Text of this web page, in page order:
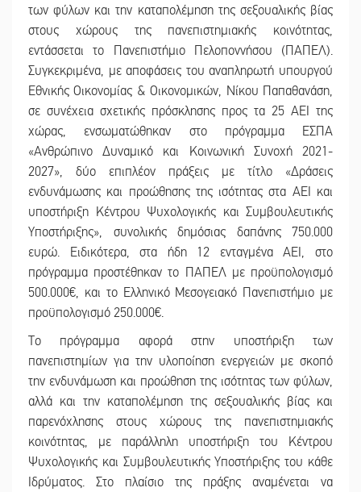
των φύλων και την καταπολέμηση της σεξουαλικής βίας
στους χώρους της πανεπιστημιακής κοινότητας,
εντάσσεται το Πανεπιστήμιο Πελοποννήσου (ΠΑΠΕΛ).
Συγκεκριμένα, με αποφάσεις του αναπληρωτή υπουργού
Εθνικής Οικονομίας & Οικονομικών, Νίκου Παπαθανάση,
σε συνέχεια σχετικής πρόσκλησης προς τα 25 ΑΕΙ της
χώρας, ενσωματώθηκαν στο πρόγραμμα ΕΣΠΑ
«Ανθρώπινο Δυναμικό και Κοινωνική Συνοχή 2021-
2027», δύο επιπλέον πράξεις με τίτλο «Δράσεις
ενδυνάμωσης και προώθησης της ισότητας στα ΑΕΙ και
υποστήριξη Κέντρου Ψυχολογικής και Συμβουλευτικής
Υποστήριξης», συνολικής δημόσιας δαπάνης 750.000
ευρώ. Ειδικότερα, στα ήδη 12 ενταγμένα ΑΕΙ, στο
πρόγραμμα προστέθηκαν το ΠΑΠΕΛ με προϋπολογισμό
500.000€, και το Ελληνικό Μεσογειακό Πανεπιστήμιο με
προϋπολογισμό 250.000€.
Το πρόγραμμα αφορά στην υποστήριξη των
πανεπιστημίων για την υλοποίηση ενεργειών με σκοπό
την ενδυνάμωση και προώθηση της ισότητας των φύλων,
αλλά και την καταπολέμηση της σεξουαλικής βίας και
παρενόχλησης στους χώρους της πανεπιστημιακής
κοινότητας, με παράλληλη υποστήριξη του Κέντρου
Ψυχολογικής και Συμβουλευτικής Υποστήριξης του κάθε
Ιδρύματος. Στο πλαίσιο της πράξης αναμένεται να